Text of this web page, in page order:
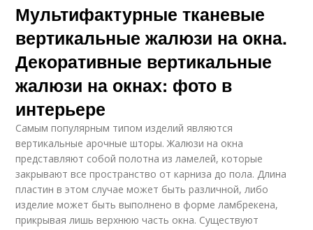
Мультифактурные тканевые
вертикальные жалюзи на окна.
Декоративные вертикальные
жалюзи на окнах: фото в
интерьере
Самым популярным типом изделий являются
вертикальные арочные шторы. Жалюзи на окна
представляют собой полотна из ламелей, которые
закрывают все пространство от карниза до пола. Длина
пластин в этом случае может быть различной, либо
изделие может быть выполнено в форме ламбрекена,
прикрывая лишь верхнюю часть окна. Существуют